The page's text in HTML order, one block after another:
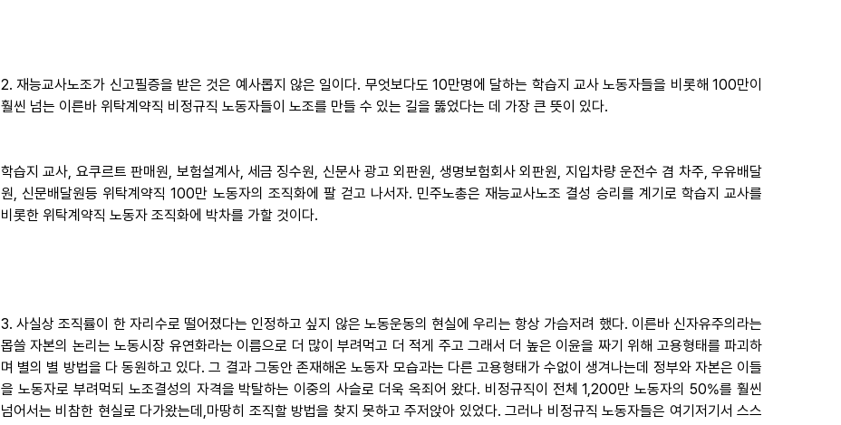
2. 재능교사노조가 신고필증을 받은 것은 예사롭지 않은 일이다. 무엇보다도 10만명에 달하는 학습지 교사 노동자들을 비롯해 100만이
훨씬 넘는 이른바 위탁계약직 비정규직 노동자들이 노조를 만들 수 있는 길을 뚫었다는 데 가장 큰 뜻이 있다.
학습지 교사, 요쿠르트 판매원, 보험설계사, 세금 징수원, 신문사 광고 외판원, 생명보험회사 외판원, 지입차량 운전수 겸 차주, 우유배달
원, 신문배달원등 위탁계약직 100만 노동자의 조직화에 팔 걷고 나서자. 민주노총은 재능교사노조 결성 승리를 계기로 학습지 교사를
비롯한 위탁계약직 노동자 조직화에 박차를 가할 것이다.
3. 사실상 조직률이 한 자리수로 떨어졌다는 인정하고 싶지 않은 노동운동의 현실에 우리는 항상 가슴저려 했다. 이른바 신자유주의라는
몹쓸 자본의 논리는 노동시장 유연화라는 이름으로 더 많이 부려먹고 더 적게 주고 그래서 더 높은 이윤을 짜기 위해 고용형태를 파괴하
며 별의 별 방법을 다 동원하고 있다. 그 결과 그동안 존재해온 노동자 모습과는 다른 고용형태가 수없이 생겨나는데 정부와 자본은 이들
을 노동자로 부려먹되 노조결성의 자격을 박탈하는 이중의 사슬로 더욱 옥죄어 왔다. 비정규직이 전체 1,200만 노동자의 50%를 훨씬
넘어서는 비참한 현실로 다가왔는데,마땅히 조직할 방법을 찾지 못하고 주저앉아 있었다. 그러나 비정규직 노동자들은 여기저기서 스스